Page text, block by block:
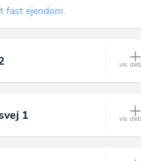
fast ejendom.
1